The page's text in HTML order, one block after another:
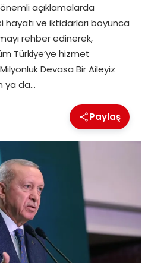
açıklamalarda
hayatı ve iktidarları boyunca
rehber edinerek,
Türkiye’ye hizmet
Devasa Bir Aileyiz
ya da…
Paylaş